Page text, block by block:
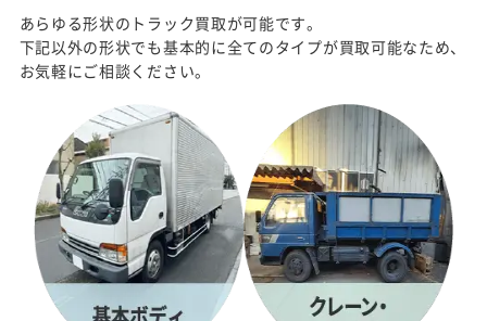
あらゆる形状のトラック買取が可能です。
下記以外の形状でも基本的に全てのタイプが買取可能なため、
お気軽にご相談ください。